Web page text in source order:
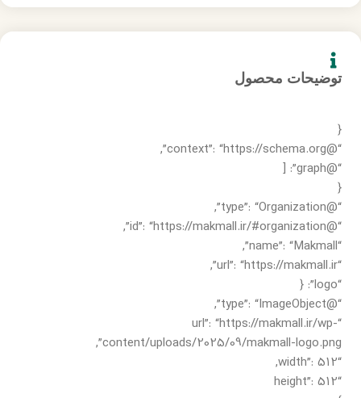
توضیحات محصول
{
“@context”: “https://schema.org”,
“@graph”: [
{
“@type”: “Organization”,
“@id”: “https://makmall.ir/#organization”,
“name”: “Makmall”,
“url”: “https://makmall.ir”,
“logo”: {
“@type”: “ImageObject”,
“url”: “https://makmall.ir/wp-
content/uploads/2025/09/makmall-logo.png”,
“width”: 512,
“height”: 512